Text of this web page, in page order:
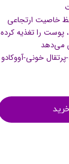
خاصیت ارتجاعی
پوست را تغذیه کرده
می‌دهد
خونی-آووکادو